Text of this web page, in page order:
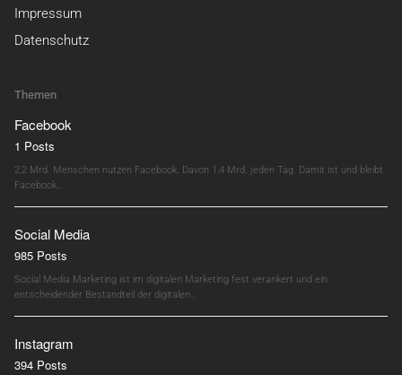
Impressum
Datenschutz
Themen
Facebook
1 Posts
2,2 Mrd. Menschen nutzen Facebook. Davon 1,4 Mrd. jeden Tag. Damit ist und bleibt
Facebook…
Social Media
985 Posts
Social Media Marketing ist im digitalen Marketing fest verankert und ein
entscheidender Bestandteil der digitalen…
Instagram
394 Posts